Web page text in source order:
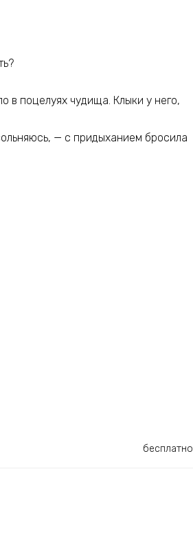
в поцелуях чудища. Клыки у него,
— с придыханием бросила
бесплатно